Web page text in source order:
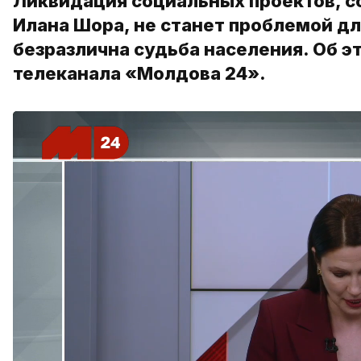
Илана Шора, не станет проблемой
безразлична судьба населения. Об
телеканала «Молдова 24».